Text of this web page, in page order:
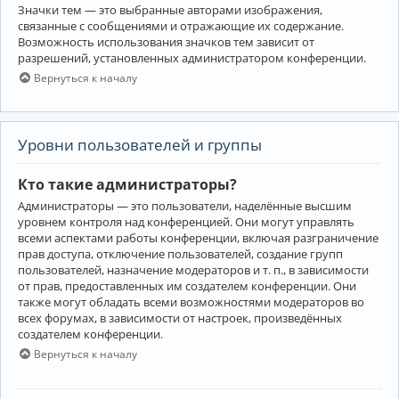
Значки тем — это выбранные авторами изображения,
связанные с сообщениями и отражающие их содержание.
Возможность использования значков тем зависит от
разрешений, установленных администратором конференции.
Вернуться к началу
Уровни пользователей и группы
Кто такие администраторы?
Администраторы — это пользователи, наделённые высшим
уровнем контроля над конференцией. Они могут управлять
всеми аспектами работы конференции, включая разграничение
прав доступа, отключение пользователей, создание групп
пользователей, назначение модераторов и т. п., в зависимости
от прав, предоставленных им создателем конференции. Они
также могут обладать всеми возможностями модераторов во
всех форумах, в зависимости от настроек, произведённых
создателем конференции.
Вернуться к началу